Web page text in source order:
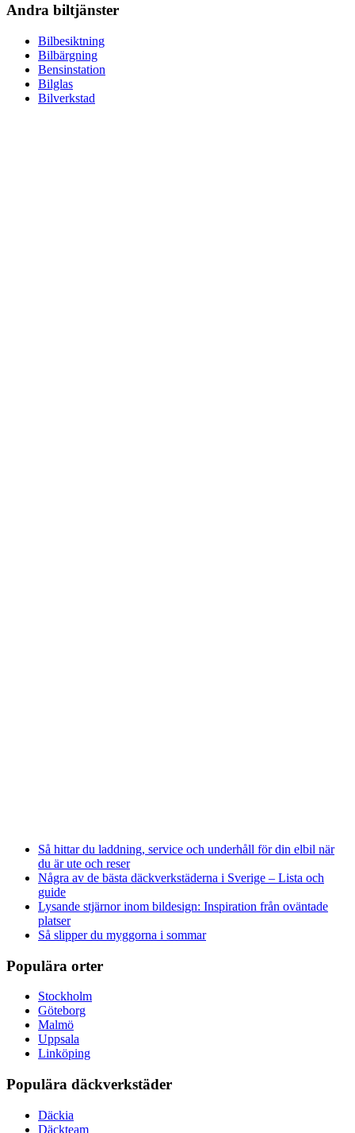
Andra biltjänster
Bilbesiktning
Bilbärgning
Bensinstation
Bilglas
Bilverkstad
Så hittar du laddning, service och underhåll för din elbil när
du är ute och reser
Några av de bästa däckverkstäderna i Sverige – Lista och
guide
Lysande stjärnor inom bildesign: Inspiration från oväntade
platser
Så slipper du myggorna i sommar
Populära orter
Stockholm
Göteborg
Malmö
Uppsala
Linköping
Populära däckverkstäder
Däckia
Däckteam